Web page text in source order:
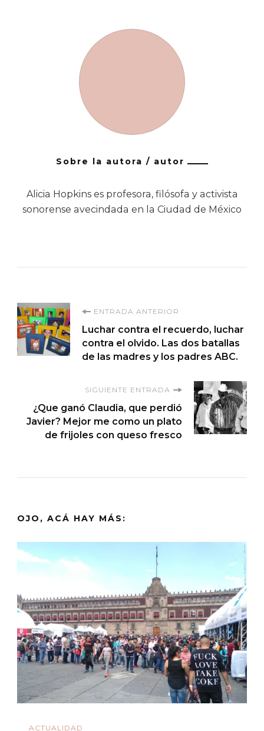
Sobre la autora / autor
Alicia Hopkins es profesora, filósofa y activista
sonorense avecindada en la Ciudad de México
Navegación
de
ENTRADA ANTERIOR
Luchar contra el recuerdo, luchar
contra el olvido. Las dos batallas
de las madres y los padres ABC.
SIGUIENTE ENTRADA
¿Que ganó Claudia, que perdió
Javier? Mejor me como un plato
de frijoles con queso fresco
OJO, ACÁ HAY MÁS:
ACTUALIDAD